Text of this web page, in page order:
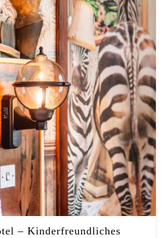
– Kinderfreundliches